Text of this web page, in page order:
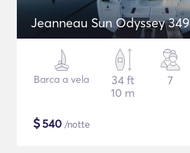
Jeanneau Sun Odyssey 349
Barca a vela
34 ft
10 m
7
$540 /notte